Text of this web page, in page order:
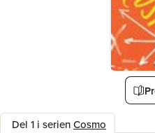
Del 1 i serienCosmo